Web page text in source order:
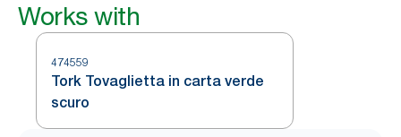
Works with
474559
Tork Tovaglietta in carta verde
scuro